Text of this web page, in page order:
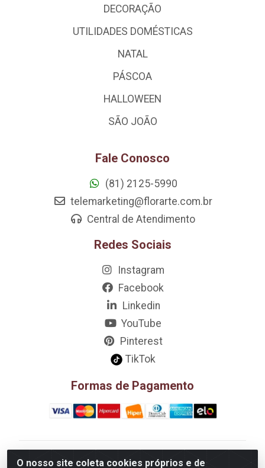
O nosso site coleta cookies próprios e de
DECORAÇÃO
UTILIDADES DOMÉSTICAS
NATAL
PÁSCOA
HALLOWEEN
SÃO JOÃO
Fale Conosco
(81) 2125-5990
telemarketing@florarte.com.br
Central de Atendimento
Redes Sociais
Instagram
Facebook
Linkedin
YouTube
Pinterest
TikTok
Formas de Pagamento
D&A Decoração e Ambientação LTDA - Rua Riachão,